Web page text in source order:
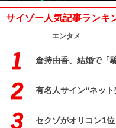
サイゾー人気記事ランキ
エンタメ
倉持由香、結婚で「
有名人サイン“ネット
セクゾがオリコン1